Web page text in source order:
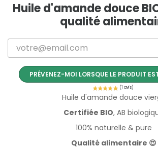
Huile d'amande douce
qualité
PRÉVENEZ-MOI LORSQUE LE PRODUIT
Huile d'amande douce
Certifiée BIO, AB
100% naturelle & pure
Qualité alimentaire 😍